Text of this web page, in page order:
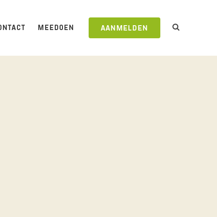
AANMELDEN
MEEDOEN